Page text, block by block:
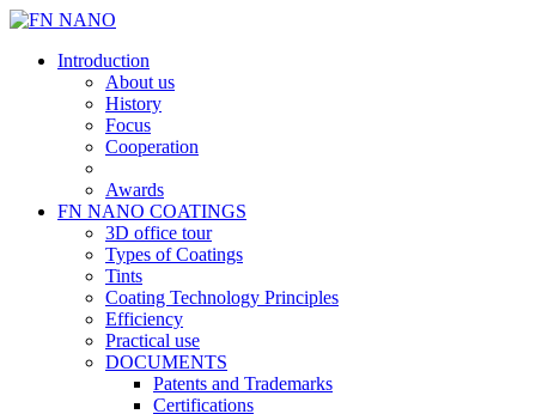
Introduction
About us
History
Focus
Cooperation
Awards
FN NANO COATINGS
3D office tour
Types of Coatings
Tints
Coating Technology Principles
Efficiency
Practical use
DOCUMENTS
Patents and Trademarks
Certifications